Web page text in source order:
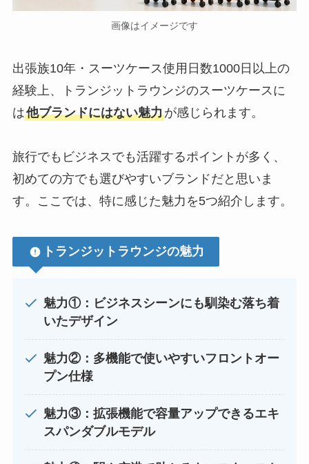
画像はイメージです
出張族10年・スーツケース使用日数1000日以上の
経験上、トランジットラウンジのスーツケースに
は他ブランドにはない魅力が感じられます。
旅行でもビジネスでも活躍するポイントが多く、
初めての方でも選びやすいブランドだと思いま
す。ここでは、特に感じた魅力を5つ紹介します。
トランジットラウンジの魅力
魅力①：ビジネスシーンにも馴染む落ち着
いたデザイン
魅力②：多機能で使いやすいフロントオー
プン仕様
魅力③：拡張機能で容量アップできるエキ
スパンダブルモデル